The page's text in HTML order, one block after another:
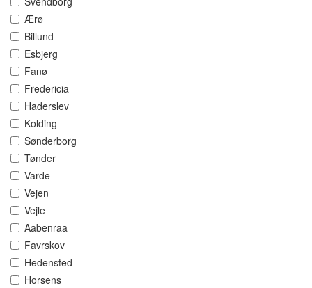
Ærø
Billund
Esbjerg
Fanø
Fredericia
Haderslev
Kolding
Sønderborg
Tønder
Varde
Vejen
Vejle
Aabenraa
Favrskov
Hedensted
Horsens